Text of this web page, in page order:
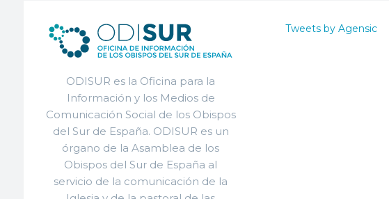
ODISUR es la Oficina para la
Información y los Medios de
Comunicación Social de los Obispos
del Sur de España. ODISUR es un
órgano de la Asamblea de los
Obispos del Sur de España al
servicio de la comunicación de la
Tweets by Agensic